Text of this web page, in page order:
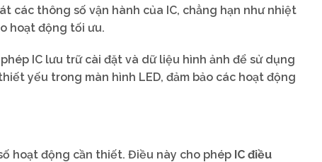
các thông số vận hành của IC, chẳng hạn như nhiệt
hoạt động tối ưu.
IC lưu trữ cài đặt và dữ liệu hình ảnh để sử dụng
yếu trong màn hình LED, đảm bảo các hoạt động
hoạt động cần thiết. Điều này cho phép IC điều